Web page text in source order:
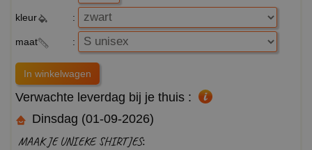
kleur :
maat :
Verwachte leverdag bij je thuis :
Dinsdag (01-09-2026)
MAAK JE UNIEKE SHIRTJES: